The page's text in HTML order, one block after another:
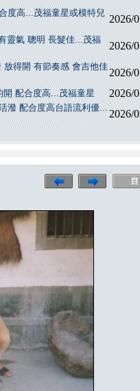
度高...茂福童星或模特兒
2026/
靈氣 聰明 長髮佳...茂福
2026/
放得開 有節奏感 會吉他佳
2026/
配合度高...茂福童星 2026/
潑 配合度高台語流利優...
2026/